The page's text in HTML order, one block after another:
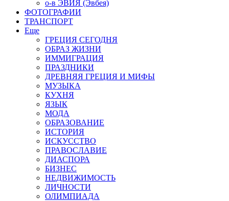
о-в ЭВИЯ (Эвбея)
ФОТОГРАФИИ
ТРАНСПОРТ
Еще
ГРЕЦИЯ СЕГОДНЯ
ОБРАЗ ЖИЗНИ
ИММИГРАЦИЯ
ПРАЗДНИКИ
ДРЕВНЯЯ ГРЕЦИЯ И МИФЫ
МУЗЫКА
КУХНЯ
ЯЗЫК
МОДА
ОБРАЗОВАНИЕ
ИСТОРИЯ
ИСКУССТВО
ПРАВОСЛАВИЕ
ДИАСПОРА
БИЗНЕС
НЕДВИЖИМОСТЬ
ЛИЧНОСТИ
ОЛИМПИАДА